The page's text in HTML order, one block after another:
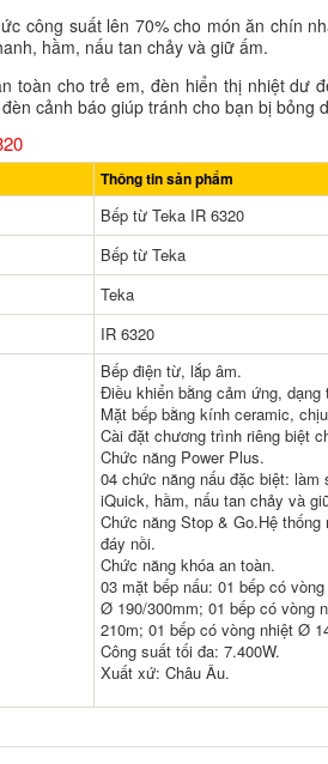
công suất lên 70% cho món ăn chín
hầm, nấu tan chảy và giữ ấm.
toàn cho trẻ em, đèn hiển thị nhiệt dư
cảnh báo giúp tránh cho bạn bị bỏng
Thông tin sản phẩm
Bếp từ Teka IR 6320
Bếp từ Teka
Teka
IR 6320
Bếp điện từ, lắp âm.
Điều khiển bằng cảm ứng, dạng
Mặt bếp bằng kính ceramic,
Cài đặt chương trình riêng biệt
Chức năng Power Plus.
04 chức năng nấu đặc biệt: làm
iQuick, hầm, nấu tan chảy và
Chức năng Stop & Go.Hệ thống
đáy nồi.
Chức năng khóa an toàn.
03 mặt bếp nấu: 01 bếp có
Ø 190/300mm; 01 bếp có vòng
210m; 01 bếp có vòng nhiệt Ø
Công suất tối đa: 7.400W.
Xuất xứ: Châu Âu.